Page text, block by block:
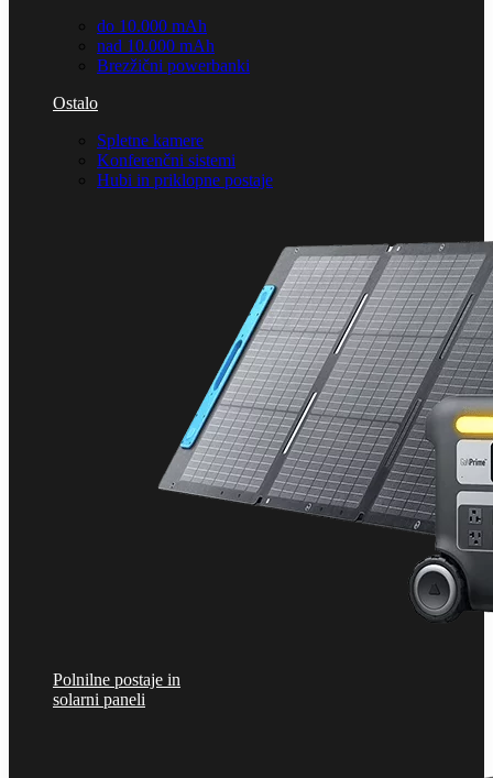
do 10.000 mAh
nad 10.000 mAh
Brezžični powerbanki
Ostalo
Spletne kamere
Konferenčni sistemi
Hubi in priklopne postaje
Polnilne postaje in
solarni paneli